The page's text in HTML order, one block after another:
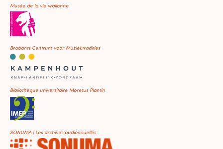
Musée de la vie wallonne
Brabants Centrum voor Muziektradities
Bibliothèque universitaire Moretus Plantin
SONUMA | Les archives audiovisuelles